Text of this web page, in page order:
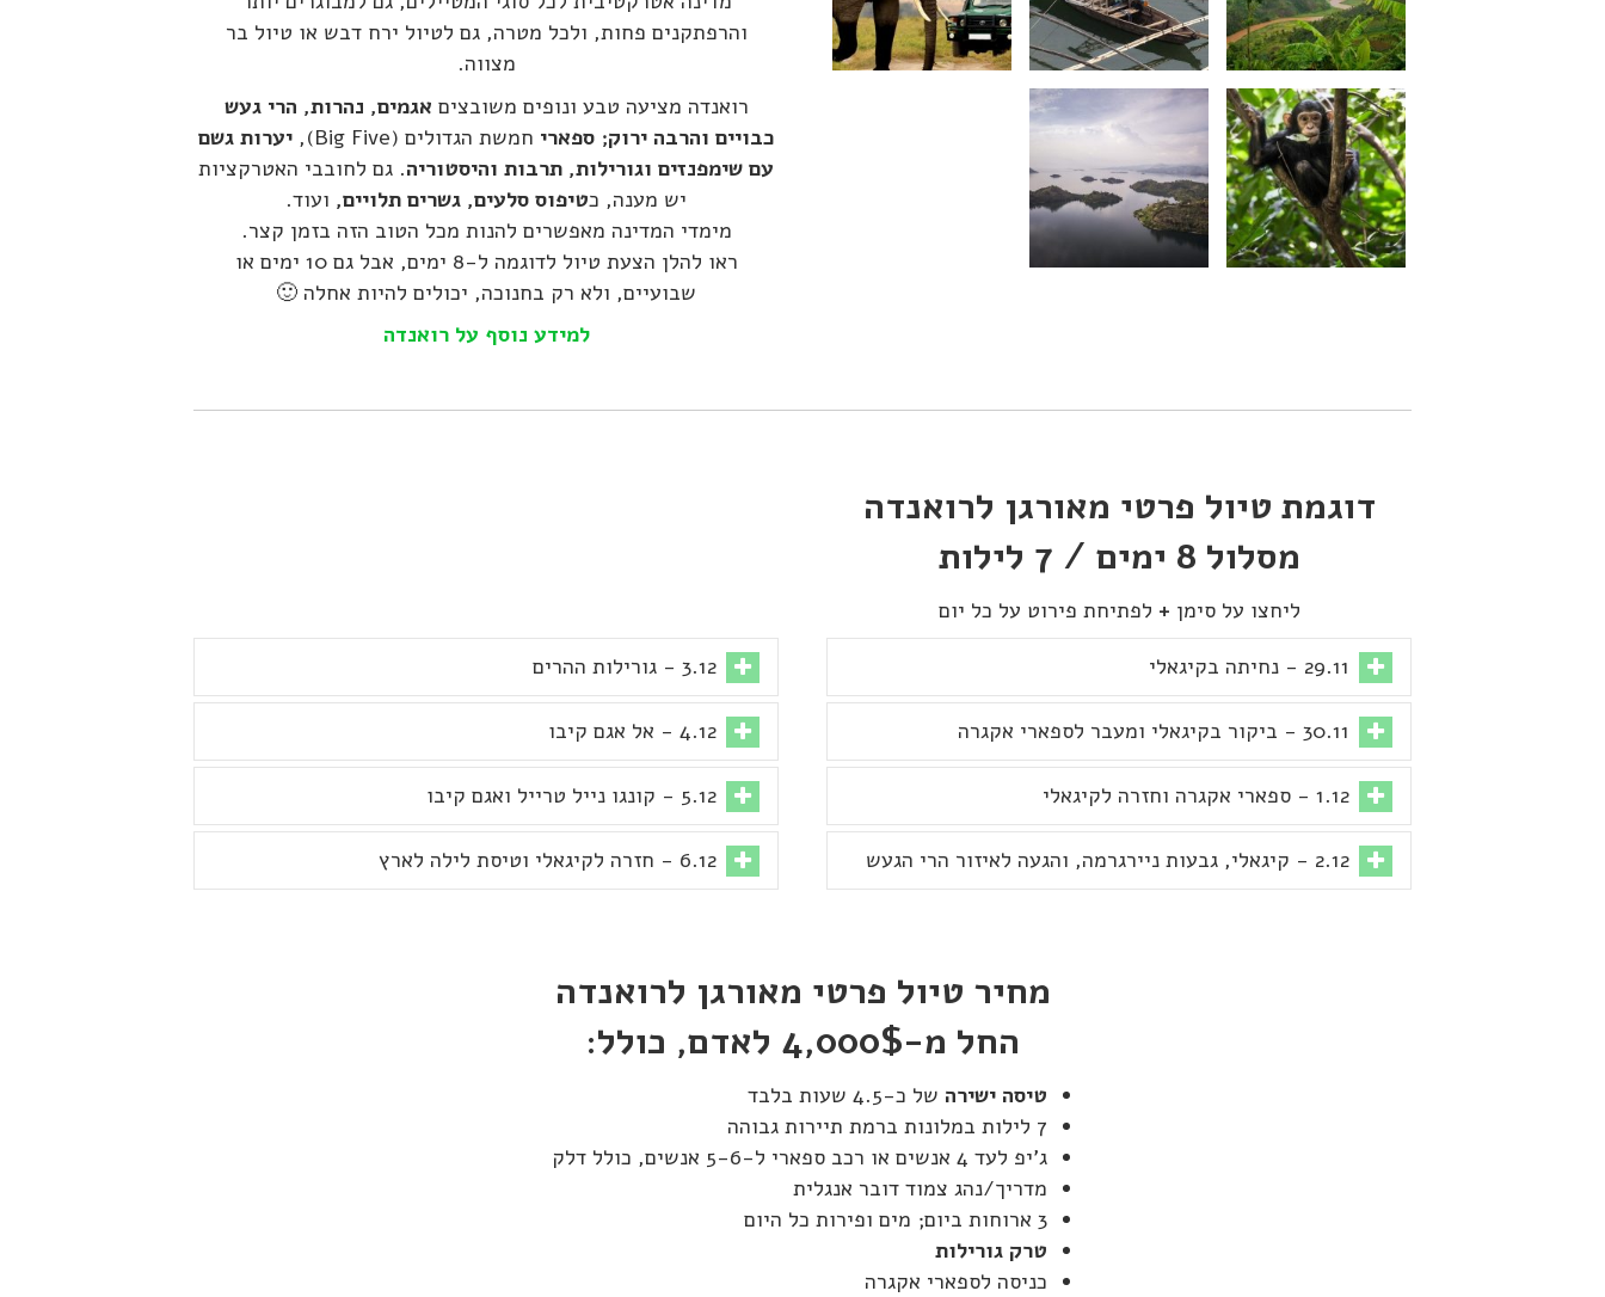
והרפתקנים פחות, ולכל מטרה, גם לטיול ירח דבש או טיול בר
מצווה.
רואנדה מציעה טבע ונופים משובצים אגמים, נהרות, הרי געש
כבויים והרבה ירוק;ספארי חמשת הגדולים (Big Five),
יערות גשם
עם שימפנזים וגורילות, תרבות והיסטוריה. גם לחובבי האטרקציות
יש מענה, כטיפוס סלעים, גשרים תלויים, ועוד.
מימדי המדינה מאפשרים להנות מכל הטוב הזה בזמן קצר.
ראו להלן הצעת טיול לדוגמה ל-8 ימים, אבל גם 10 ימים או
שבועיים, ולא רק בחנוכה, יכולים להיות אחלה 🙂
למידע נוסף על רואנדה
דוגמת טיול פרטי מאורגן לרואנדה
מסלול 8 ימים / 7 לילות
ליחצו על סימן + לפתיחת פירוט על כל יום
29.11 - נחיתה בקיגאלי
30.11 - ביקור בקיגאלי ומעבר לספארי אקגרה
1.12 - ספארי אקגרה וחזרה לקיגאלי
2.12 - קיגאלי, גבעות ניירגרמה, והגעה לאיזור הרי הגעש
3.12 - גורילות ההרים
4.12 - אל אגם קיבו
5.12 - קונגו נייל טרייל ואגם קיבו
6.12 - חזרה לקיגאלי וטיסת לילה לארץ
מחיר טיול פרטי מאורגן לרואנדה
החל מ-4,000$ לאדם, כולל:
טיסה ישירה של כ-4.5 שעות בלבד
7 לילות במלונות ברמת תיירות גבוהה
ג'יפ לעד 4 אנשים או רכב ספארי ל-5-6 אנשים, כולל דלק
מדריך/נהג צמוד דובר אנגלית
3 ארוחות ביום; מים ופירות כל היום
טרק גורילות
כניסה לספארי אקגרה